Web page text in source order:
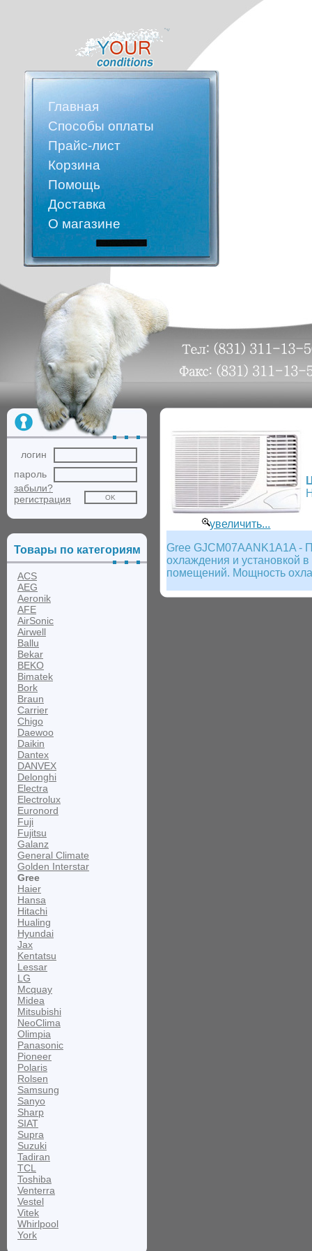
Главная
Способы оплаты
Прайс-лист
Корзина
Помощь
Доставка
О магазине
логин
пароль
забыли?
регистрация
Товары по категориям
ACS
AEG
Aeronik
AFE
AirSonic
Airwell
Ballu
Bekar
BEKO
Bimatek
Bork
Braun
Carrier
Chigo
Daewoo
Daikin
Dantex
DANVEX
Delonghi
Electra
Electrolux
Euronord
Fuji
Fujitsu
Galanz
General Climate
Golden Interstar
Gree
Haier
Hansa
Hitachi
Hualing
Hyundai
Jax
Kentatsu
Lessar
LG
Mcquay
Midea
Mitsubishi
NeoClima
Olimpia
Panasonic
Pioneer
Polaris
Rolsen
Samsung
Sanyo
Sharp
SIAT
Supra
Suzuki
Tadiran
TCL
Toshiba
Venterra
Vestel
Vitek
Whirlpool
York
увеличить...
Gree GJCM07AANK1A1A -
охлаждения и установкой
помещений. Мощность